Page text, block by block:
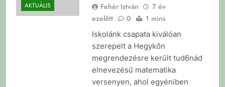
AKTUÁLIS Fehér István
7 év
ezelőtt
0 1 mins
Iskolánk csapata kiválóan
szerepelt a Hegykőn
megrendezésre került tud6nád
elnevezésű matematika
versenyen, ahol egyéniben